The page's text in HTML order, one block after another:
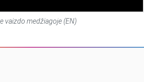
vaizdo medžiagoje (EN)